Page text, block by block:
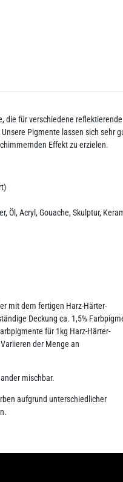
die für verschiedene reflektierende
Pigmente lassen sich sehr
Effekt zu erzielen.
Öl, Acryl, Gouache, Skulptur,
mit dem fertigen Harz-Härter-
Deckung ca. 1,5%
für 1kg Harz-Härter-
der Menge an
mischbar.
aufgrund unterschiedlicher